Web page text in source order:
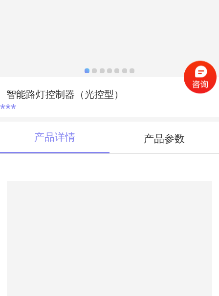
智能路灯控制器（光控型）
***
产品详情 产品参数